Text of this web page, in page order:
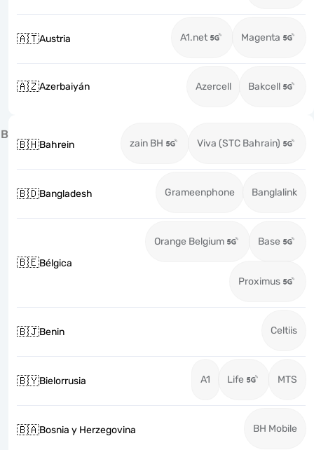
🇦🇹Austria A1.net Magenta
🇦🇿Azerbaiyán Azercell Bakcell
B
🇧🇭Bahrein zain BH Viva (STC Bahrain)
🇧🇩Bangladesh Grameenphone Banglalink
🇧🇪Bélgica
Orange Belgium Base
Proximus
🇧🇯Benin Celtiis
🇧🇾Bielorrusia A1 Life MTS
🇧🇦Bosnia y Herzegovina BH Mobile